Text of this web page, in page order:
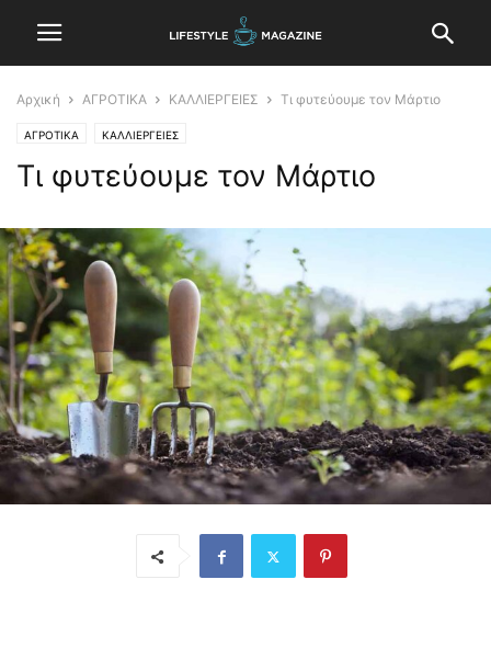
Αρχική ΑΓΡΟΤΙΚΑ ΚΑΛΛΙΕΡΓΕΙΕΣ Τι φυτεύουμε τον Μάρτιο
ΑΓΡΟΤΙΚΑ ΚΑΛΛΙΕΡΓΕΙΕΣ
Τι φυτεύουμε τον Μάρτιο